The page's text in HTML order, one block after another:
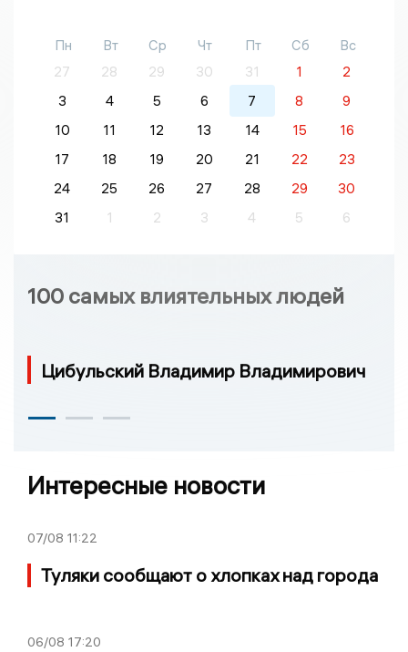
Пн Вт Ср Чт Пт Сб
Вс
27
28 29 30 31 1
2
3
4 5 6 7 8
9
10
11 12 13 14 15
16
17
18 19 20 21 22
23
24
25 26 27 28 29
30
31
1 2 3 4 5 6
100 самых влиятельных людей
Цибульский Владимир Владимирович
Интересные новости
07/08 11:22
Туляки сообщают о хлопках над города
06/08 17:20